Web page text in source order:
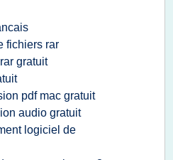
fichiers rar
gratuit
pdf mac gratuit
audio gratuit
logiciel de